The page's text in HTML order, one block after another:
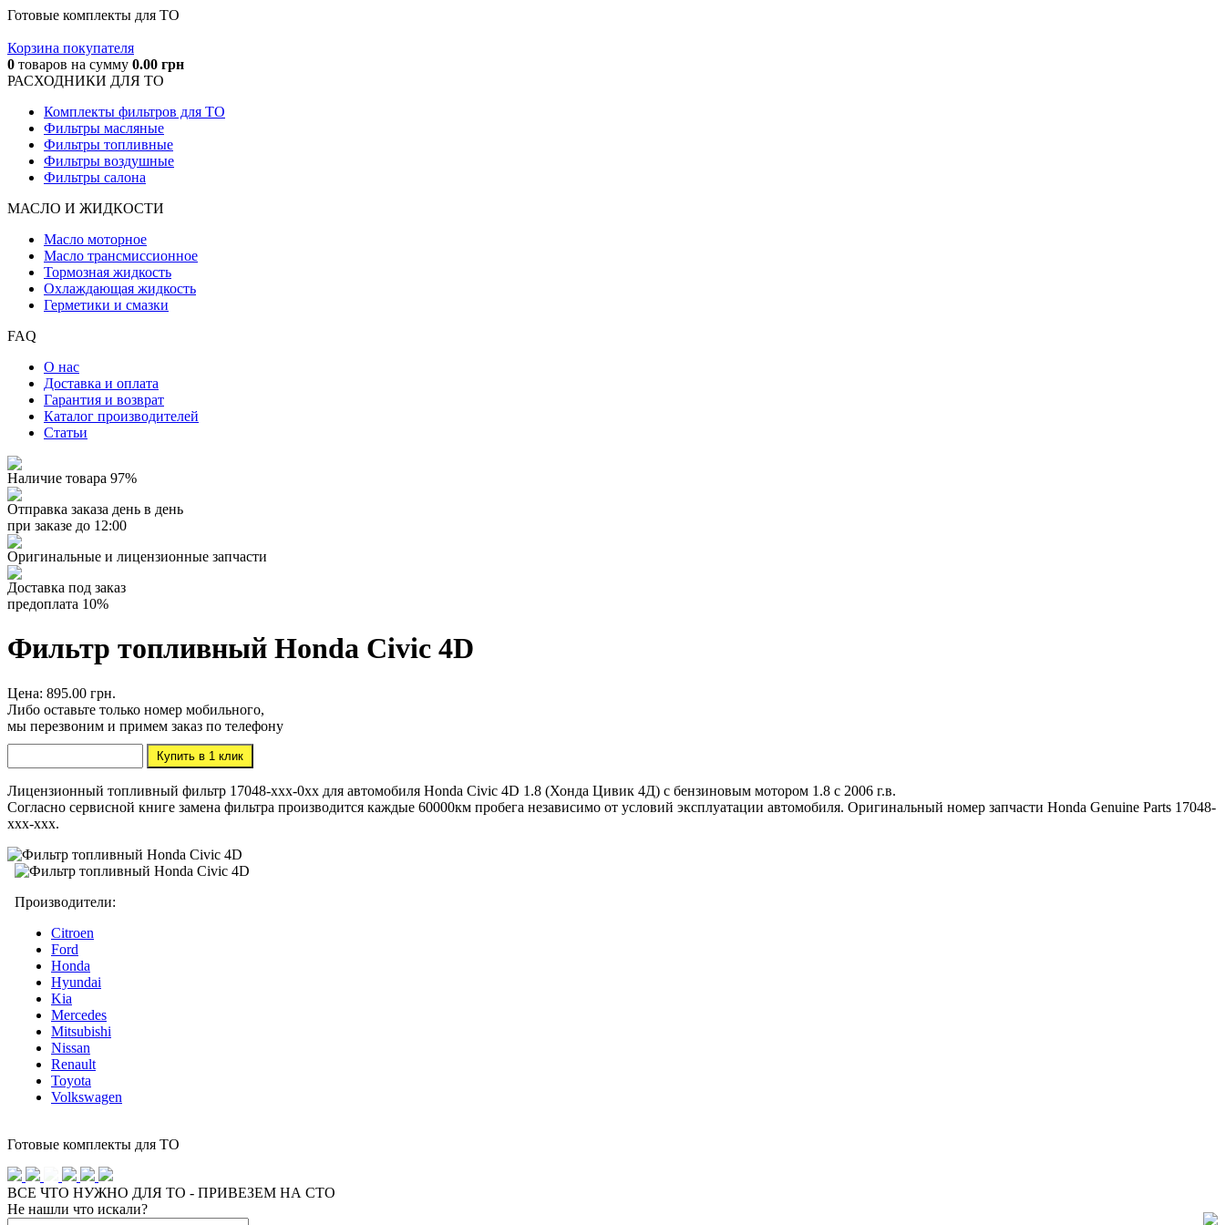
Готовые комплекты для ТО
Корзина покупателя
0 товаров на сумму 0.00 грн
РАСХОДНИКИ ДЛЯ ТО
Комплекты фильтров для ТО
Фильтры масляные
Фильтры топливные
Фильтры воздушные
Фильтры салона
МАСЛО И ЖИДКОCТИ
Масло моторное
Масло трансмиссионное
Тормозная жидкость
Охлаждающая жидкость
Герметики и смазки
FAQ
О нас
Доставка и оплата
Гарантия и возврат
Каталог производителей
Статьи
Наличие товара 97%
Отправка заказа день в день
при заказе до 12:00
Оригинальные и лицензионные запчасти
Доставка под заказ
предоплата 10%
Фильтр топливный Honda Civic 4D
Цена: 895.00 грн.
Либо оставьте только номер мобильного,
мы перезвоним и примем заказ по телефону
Лицензионный топливный фильтр 17048-xxx-0xx для автомобиля Honda Civic 4D 1.8 (Хонда Цивик 4Д) с бензиновым мотором 1.8 с 2006 г.в.
Согласно сервисной книге замена фильтра производится каждые 60000км пробега независимо от условий эксплуатации автомобиля. Оригинальный номер запчасти Honda Genuine Parts 17048-
xxx-xxx.
Производители:
Citroen
Ford
Honda
Hyundai
Kia
Mercedes
Mitsubishi
Nissan
Renault
Toyota
Volkswagen
Готовые комплекты для ТО
ВСЕ ЧТО НУЖНО ДЛЯ ТО - ПРИВЕЗЕМ НА СТО
Не нашли что искали?